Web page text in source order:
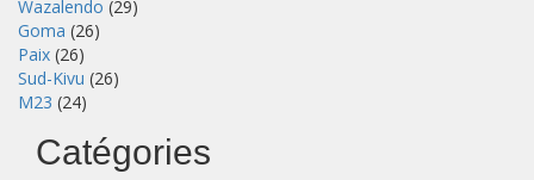
Wazalendo (29)
Goma (26)
Paix (26)
Sud-Kivu (26)
M23 (24)
Catégories